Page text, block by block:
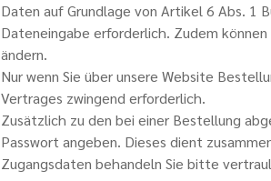
Daten auf Grundlage von Artikel 6 Abs. 1
Dateneingabe erforderlich. Zudem
ändern.
Nur wenn Sie über unsere Website
Vertrages zwingend erforderlich.
Zusätzlich zu den bei einer Bestellung
Passwort angeben. Dieses dient
Zugangsdaten behandeln Sie bitte